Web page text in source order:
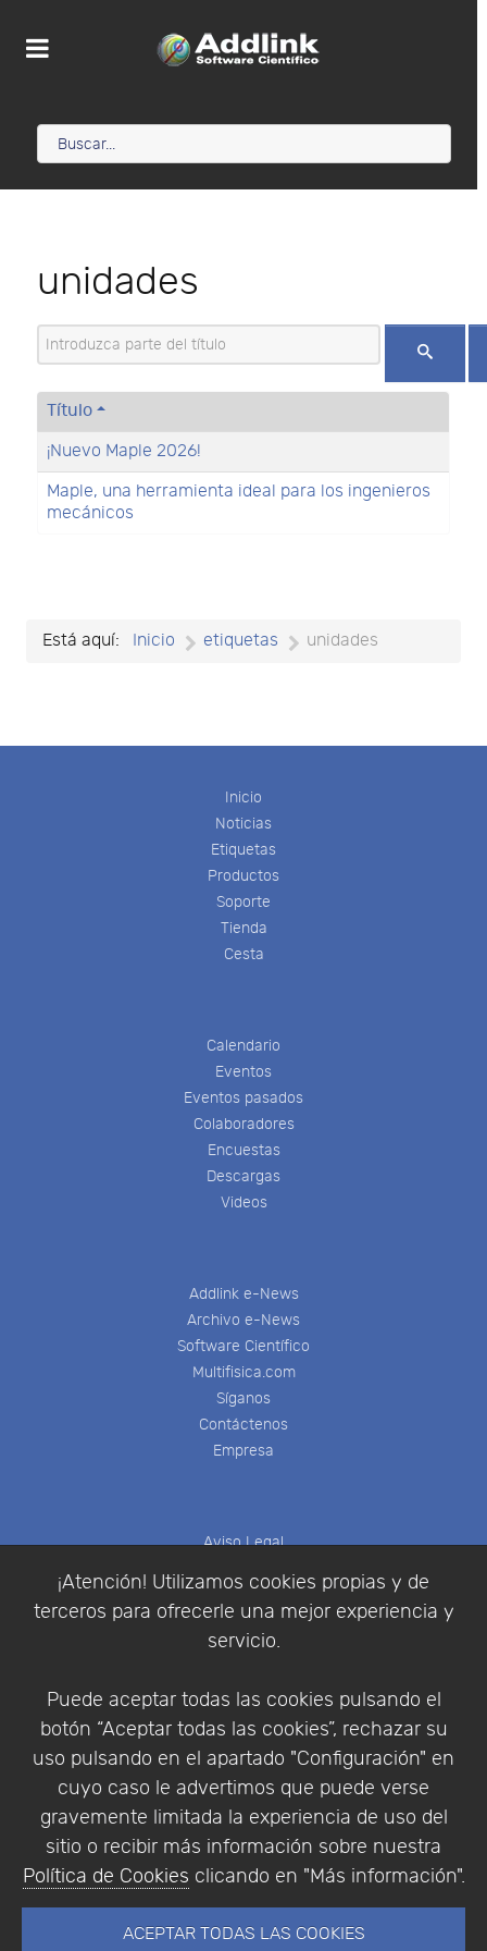
¡Atención! Utilizamos cookies propias y de
terceros para ofrecerle una mejor experiencia y
servicio.
Puede aceptar todas las cookies pulsando el
botón “Aceptar todas las cookies”, rechazar su
uso pulsando en el apartado "Configuración" en
cuyo caso le advertimos que puede verse
gravemente limitada la experiencia de uso del
sitio o recibir más información sobre nuestra
Política de Cookies clicando en "Más información".
ACEPTAR TODAS LAS COOKIES
unidades
Introduzca parte del título
Título
¡Nuevo Maple 2026!
Maple, una herramienta ideal para los ingenieros
mecánicos
Está aquí: Inicio etiquetas unidades
Inicio
Noticias
Etiquetas
Productos
Soporte
Tienda
Cesta
Calendario
Eventos
Eventos pasados
Colaboradores
Encuestas
Descargas
Videos
Addlink e-News
Archivo e-News
Software Científico
Multifisica.com
Síganos
Contáctenos
Empresa
Aviso Legal
Política de Privacidad
Condiciones de compra
Identificarse
Empresa|Aviso Legal| Política de Privacidad |
Política de Cookies
© Copyright 1994 - 2026. Addlink Software
Científico, S.L.
Portugal.